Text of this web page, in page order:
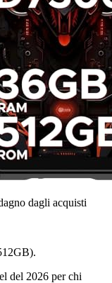
dagli acquisti
del 2026 per chi